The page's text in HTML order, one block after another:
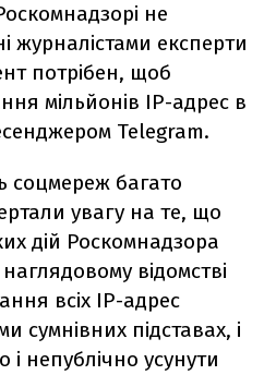
не
журналістами експерти
потрібен, щоб
мільйонів IP-адрес в
Telegram.
соцмереж багато
увагу на те, що
дій Роскомнадзора
відомстві
всіх IP-адрес
сумнівних підставах, і
непублічно усунути